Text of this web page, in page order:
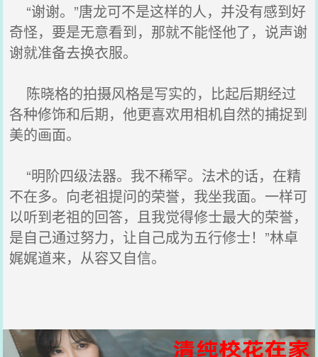
“谢谢。”唐龙可不是这样的人，并没有感到好
奇怪，要是无意看到，那就不能怪他了，说声谢
谢就准备去换衣服。
陈晓格的拍摄风格是写实的，比起后期经过
各种修饰和后期，他更喜欢用相机自然的捕捉到
美的画面。
“明阶四级法器。我不稀罕。法术的话，在精
不在多。向老祖提问的荣誉，我坐我面。一样可
以听到老祖的回答，且我觉得修士最大的荣誉，
是自己通过努力，让自己成为五行修士！”林卓
娓娓道来，从容又自信。